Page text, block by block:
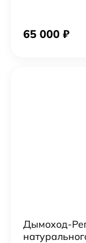
65 000 ₽
Дымоход-